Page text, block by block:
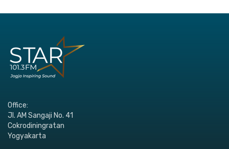
Office:
Jl. AM Sangaji No. 41
Cokrodiningratan
Yogyakarta